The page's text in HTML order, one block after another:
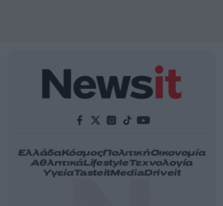
ΕλλάδαΚόσμοςΠολιτικήΟικονομία
ΑθλητικάLifestyleΤεχνολογία
ΥγείαTasteitMediaDriveit